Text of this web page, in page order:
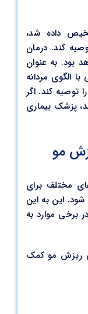
داده شد،
کند. درمان
بود. به عنوان
الگوی مردانه
توصیه کند. اگر
پزشک بیماری
مختلف برای
این به این
موارد به
ریزش مو کمک